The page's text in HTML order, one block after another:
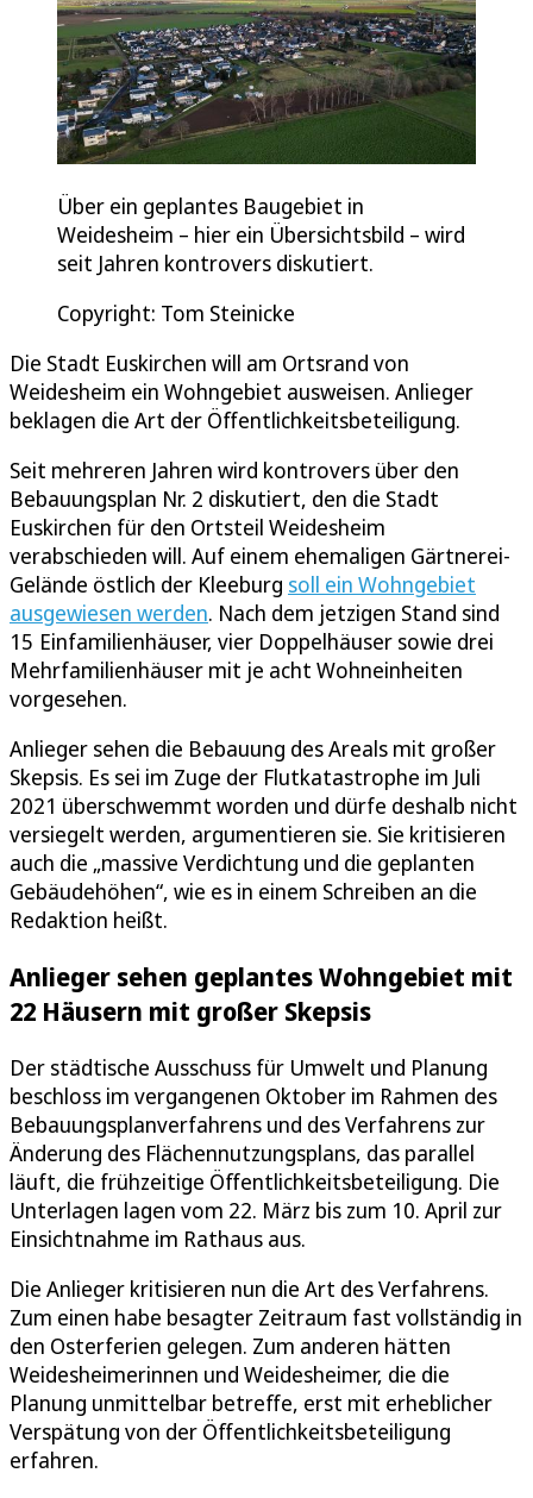
Über ein geplantes Baugebiet in
Weidesheim – hier ein Übersichtsbild – wird
seit Jahren kontrovers diskutiert.
Copyright: Tom Steinicke
Die Stadt Euskirchen will am Ortsrand von
Weidesheim ein Wohngebiet ausweisen. Anlieger
beklagen die Art der Öffentlichkeitsbeteiligung.
Seit mehreren Jahren wird kontrovers über den
Bebauungsplan Nr. 2 diskutiert, den die Stadt
Euskirchen für den Ortsteil Weidesheim
verabschieden will. Auf einem ehemaligen Gärtnerei-
Gelände östlich der Kleeburg soll ein Wohngebiet
ausgewiesen werden. Nach dem jetzigen Stand sind
15 Einfamilienhäuser, vier Doppelhäuser sowie drei
Mehrfamilienhäuser mit je acht Wohneinheiten
vorgesehen.
Anlieger sehen die Bebauung des Areals mit großer
Skepsis. Es sei im Zuge der Flutkatastrophe im Juli
2021 überschwemmt worden und dürfe deshalb nicht
versiegelt werden, argumentieren sie. Sie kritisieren
auch die „massive Verdichtung und die geplanten
Gebäudehöhen“, wie es in einem Schreiben an die
Redaktion heißt.
Anlieger sehen geplantes Wohngebiet mit
22 Häusern mit großer Skepsis
Der städtische Ausschuss für Umwelt und Planung
beschloss im vergangenen Oktober im Rahmen des
Bebauungsplanverfahrens und des Verfahrens zur
Änderung des Flächennutzungsplans, das parallel
läuft, die frühzeitige Öffentlichkeitsbeteiligung. Die
Unterlagen lagen vom 22. März bis zum 10. April zur
Einsichtnahme im Rathaus aus.
Die Anlieger kritisieren nun die Art des Verfahrens.
Zum einen habe besagter Zeitraum fast vollständig in
den Osterferien gelegen. Zum anderen hätten
Weidesheimerinnen und Weidesheimer, die die
Planung unmittelbar betreffe, erst mit erheblicher
Verspätung von der Öffentlichkeitsbeteiligung
erfahren.